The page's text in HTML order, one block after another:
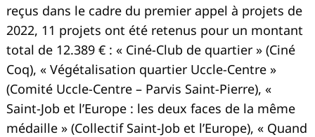
reçus dans le cadre du premier appel à projets de
2022, 11 projets ont été retenus pour un montant
total de 12.389 € : « Ciné-Club de quartier » (Ciné
Coq), « Végétalisation quartier Uccle-Centre »
(Comité Uccle-Centre – Parvis Saint-Pierre), «
Saint-Job et l’Europe : les deux faces de la même
médaille » (Collectif Saint-Job et l’Europe), « Quand